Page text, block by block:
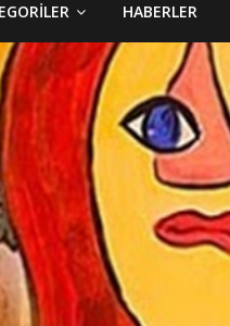
HABERLER